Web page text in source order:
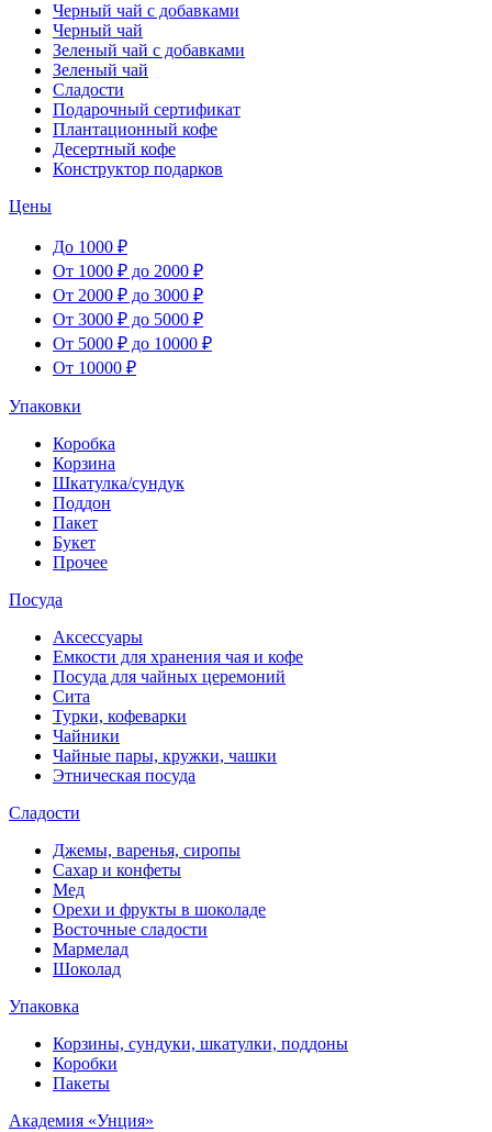
Черный чай с добавками
Черный чай
Зеленый чай с добавками
Зеленый чай
Сладости
Подарочный сертификат
Плантационный кофе
Десертный кофе
Конструктор подарков
Цены
До 1000 ₽
От 1000 ₽ до 2000 ₽
От 2000 ₽ до 3000 ₽
От 3000 ₽ до 5000 ₽
От 5000 ₽ до 10000 ₽
От 10000 ₽
Упаковки
Коробка
Корзина
Шкатулка/сундук
Поддон
Пакет
Букет
Прочее
Посуда
Аксессуары
Емкости для хранения чая и кофе
Посуда для чайных церемоний
Сита
Турки, кофеварки
Чайники
Чайные пары, кружки, чашки
Этническая посуда
Сладости
Джемы, варенья, сиропы
Сахар и конфеты
Мед
Орехи и фрукты в шоколаде
Восточные сладости
Мармелад
Шоколад
Упаковка
Корзины, сундуки, шкатулки, поддоны
Коробки
Пакеты
Академия «Унция»